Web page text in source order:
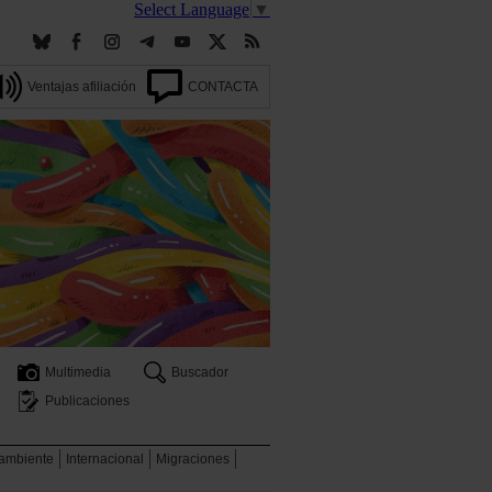
Select Language ▼
Ventajas afiliación CONTACTA
Multimedia
Buscador
Publicaciones
Internacional
Migraciones